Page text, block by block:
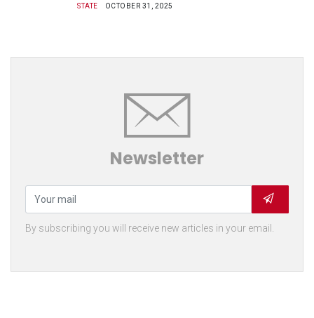
STATE OCTOBER 31, 2025
Newsletter
By subscribing you will receive new articles in your email.